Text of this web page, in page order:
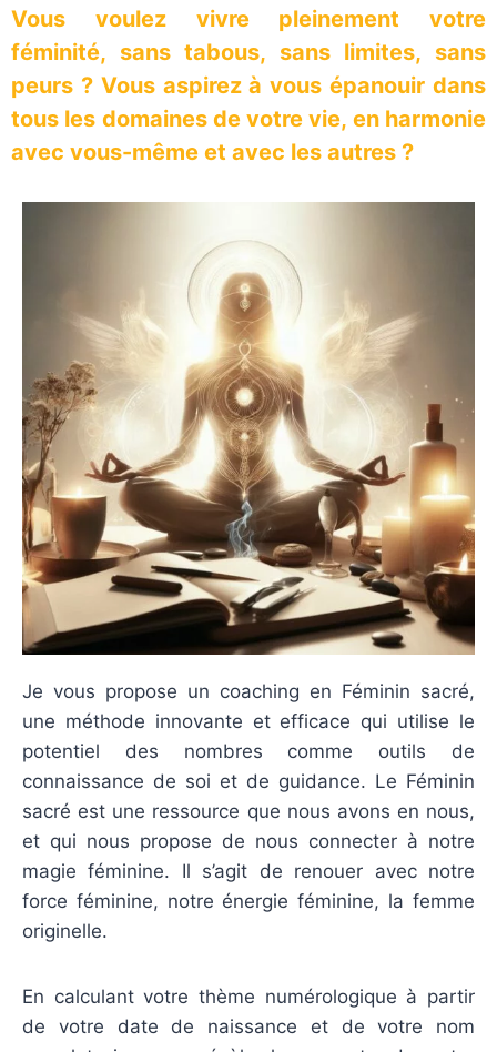
Vous voulez vivre pleinement votre
féminité, sans tabous, sans limites, sans
peurs ? Vous aspirez à vous épanouir dans
tous les domaines de votre vie, en harmonie
avec vous-même et avec les autres ?
Je vous propose un coaching en Féminin sacré,
une méthode innovante et efficace qui utilise le
potentiel des nombres comme outils de
connaissance de soi et de guidance. Le Féminin
sacré est une ressource que nous avons en nous,
et qui nous propose de nous connecter à notre
magie féminine. Il s’agit de renouer avec notre
force féminine, notre énergie féminine, la femme
originelle.
En calculant votre thème numérologique à partir
de votre date de naissance et de votre nom